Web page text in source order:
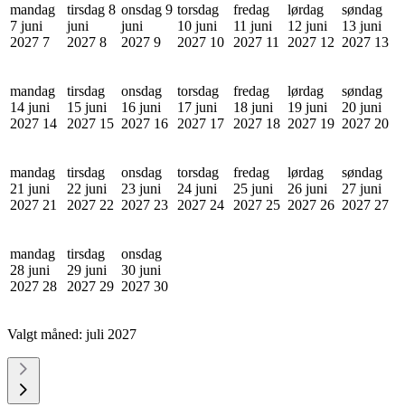
mandag
7 juni
2027 7
tirsdag 8
juni
2027 8
onsdag 9
juni
2027 9
torsdag
10 juni
2027 10
fredag
11 juni
2027 11
lørdag
12 juni
2027 12
søndag
13 juni
2027 13
mandag
14 juni
2027 14
tirsdag
15 juni
2027 15
onsdag
16 juni
2027 16
torsdag
17 juni
2027 17
fredag
18 juni
2027 18
lørdag
19 juni
2027 19
søndag
20 juni
2027 20
mandag
21 juni
2027 21
tirsdag
22 juni
2027 22
onsdag
23 juni
2027 23
torsdag
24 juni
2027 24
fredag
25 juni
2027 25
lørdag
26 juni
2027 26
søndag
27 juni
2027 27
mandag
28 juni
2027 28
tirsdag
29 juni
2027 29
onsdag
30 juni
2027 30
Valgt måned: juli 2027